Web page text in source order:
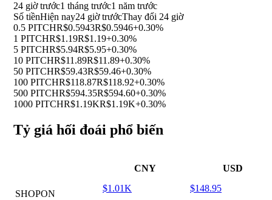
24 giờ trước1 tháng trước1 năm trước
Số tiềnHiện nay24 giờ trướcThay đổi 24 giờ
0.5 PITCHR$0.5943R$0.5946+0.30%
1 PITCHR$1.19R$1.19+0.30%
5 PITCHR$5.94R$5.95+0.30%
10 PITCHR$11.89R$11.89+0.30%
50 PITCHR$59.43R$59.46+0.30%
100 PITCHR$118.87R$118.92+0.30%
500 PITCHR$594.35R$594.60+0.30%
1000 PITCHR$1.19KR$1.19K+0.30%
Tỷ giá hối đoái phổ biến
CNY USD
SHOPON
$1.01K $148.95